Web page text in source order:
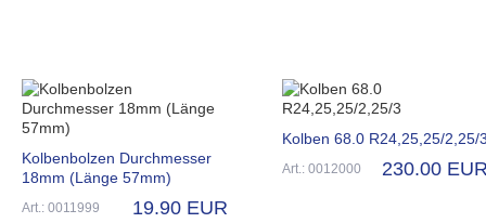
Kolbenbolzen Durchmesser
18mm (Länge 57mm)
Art.: 0011999 19.90 EUR
Kolben 68.0 R24,25,25/2,25/
Art.: 0012000 230.00